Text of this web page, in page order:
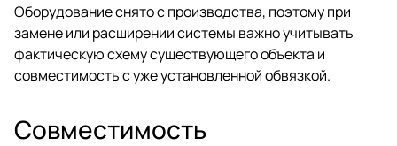
Оборудование снято с производства, поэтому при
замене или расширении системы важно учитывать
фактическую схему существующего объекта и
совместимость с уже установленной обвязкой.
Совместимость